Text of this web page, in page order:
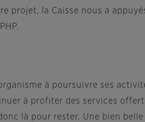
projet, la Caisse nous a
à poursuivre ses
à profiter des services
là pour rester. Une bien